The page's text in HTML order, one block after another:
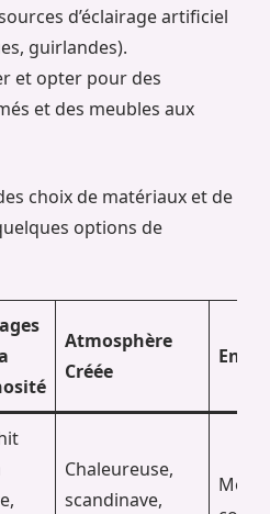
d’éclairage artificiel
guirlandes).
et opter pour des
et des meubles aux
choix de matériaux et de
options de
Atmosphère
Créée
Chaleureuse,
scandinave,